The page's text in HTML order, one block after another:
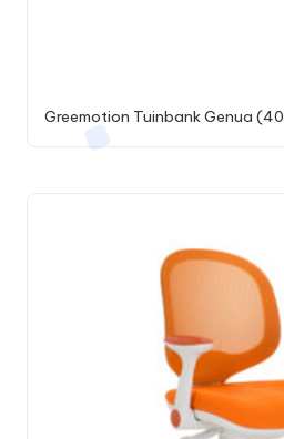
Greemotion Tuinbank Genua